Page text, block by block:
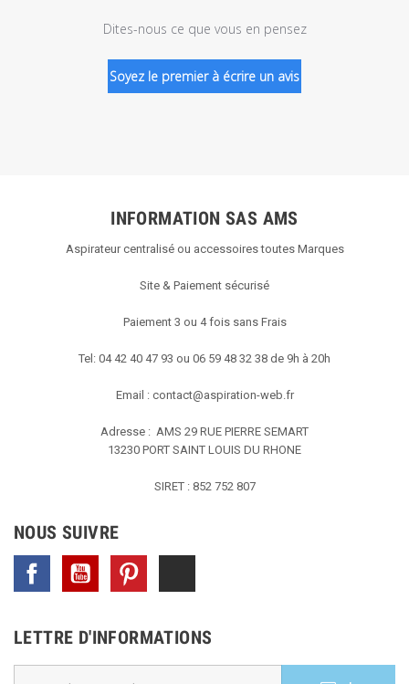
Dites-nous ce que vous en pensez
Soyez le premier à écrire un avis
INFORMATION SAS AMS
Aspirateur centralisé ou accessoires toutes Marques
Site & Paiement sécurisé
Paiement 3 ou 4 fois sans Frais
Tel: 04 42 40 47 93 ou 06 59 48 32 38 de 9h à 20h
Email : contact@aspiration-web.fr
Adresse : AMS 29 RUE PIERRE SEMART
13230 PORT SAINT LOUIS DU RHONE
SIRET : 852 752 807
NOUS SUIVRE
Facebook YouTube
LETTRE D'INFORMATIONS